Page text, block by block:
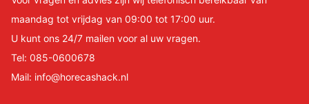
maandag tot vrijdag van 09:00 tot 17:00 uur.
U kunt ons 24/7 mailen voor al uw vragen.
Tel: 085-0600678
Mail: info@horecashack.nl